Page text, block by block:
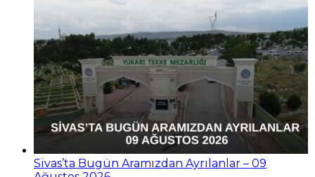
Sivas’ta Bugün Aramızdan Ayrılanlar – 09